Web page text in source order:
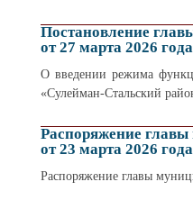
Постановление
от 27 марта 2026 года
О введении режима
«Сулейман-Стальский
Распоряжение
от 23 марта 2026 года
Распоряжение главы